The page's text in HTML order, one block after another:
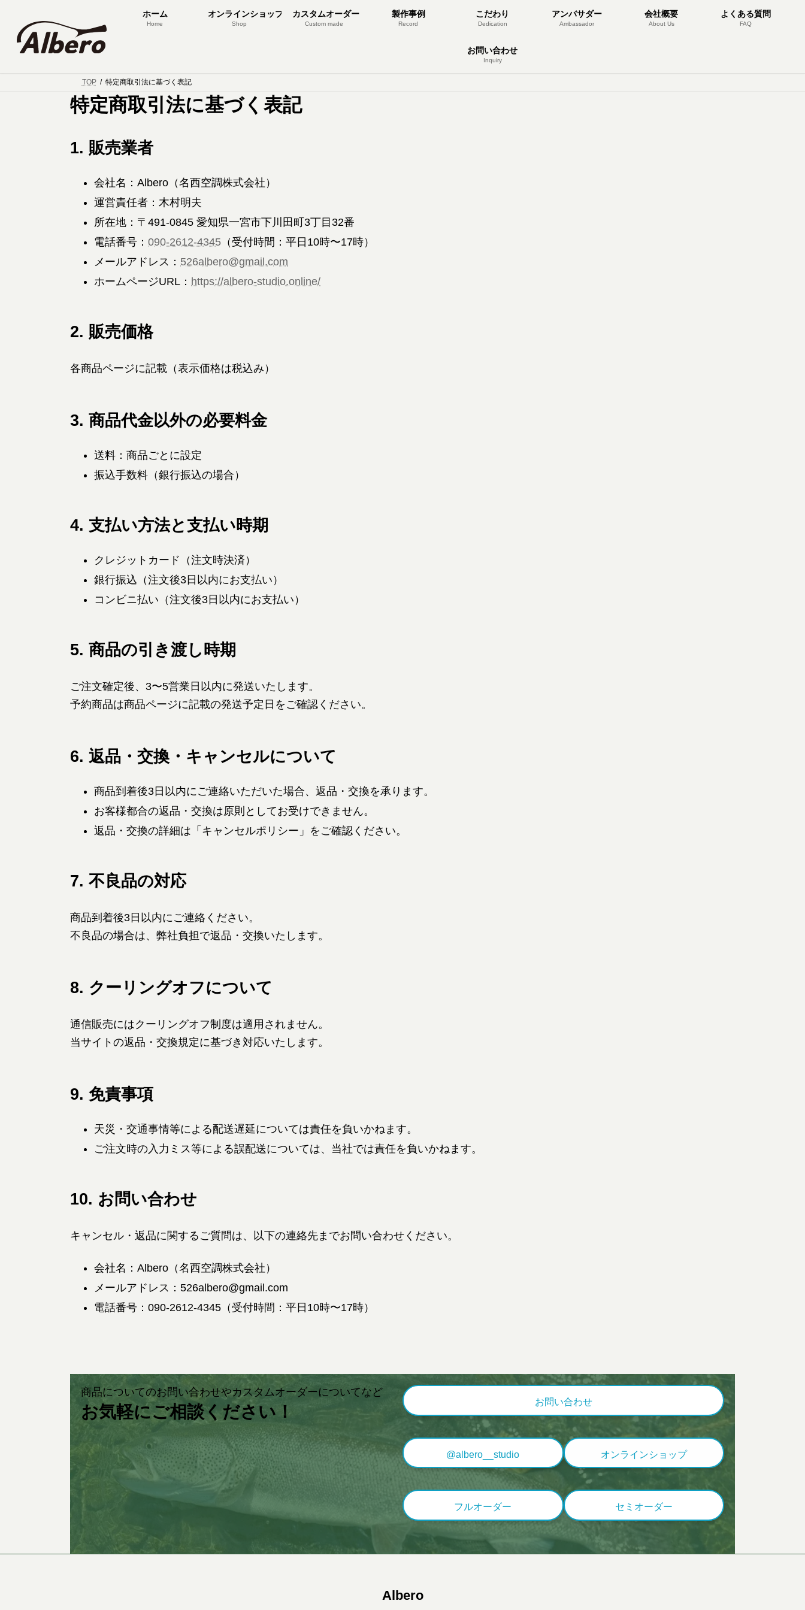
ホーム
Home
オンラインショップ
Shop
カスタムオーダー
Custom made
製作事例
Record
こだわり
Dedication
アンバサダー
Ambassador
会社概要
About Us
よくある質問
FAQ
お問い合わせ
Inquiry
TOP 特定商取引法に基づく表記
特定商取引法に基づく表記
1. 販売業者
会社名：Albero（名西空調株式会社）
運営責任者：木村明夫
所在地：〒491-0845 愛知県一宮市下川田町3丁目32番
電話番号： 090-2612-4345 （受付時間：平日10時〜17時）
メールアドレス： 526albero@gmail.com
ホームページURL： https://albero-studio.online/
2. 販売価格
各商品ページに記載（表示価格は税込み）
3. 商品代金以外の必要料金
送料：商品ごとに設定
振込手数料（銀行振込の場合）
4. 支払い方法と支払い時期
クレジットカード（注文時決済）
銀行振込（注文後3日以内にお支払い）
コンビニ払い（注文後3日以内にお支払い）
5. 商品の引き渡し時期
ご注文確定後、3〜5営業日以内に発送いたします。
予約商品は商品ページに記載の発送予定日をご確認ください。
6. 返品・交換・キャンセルについて
商品到着後3日以内にご連絡いただいた場合、返品・交換を承ります。
お客様都合の返品・交換は原則としてお受けできません。
返品・交換の詳細は「キャンセルポリシー」をご確認ください。
7. 不良品の対応
商品到着後3日以内にご連絡ください。
不良品の場合は、弊社負担で返品・交換いたします。
8. クーリングオフについて
通信販売にはクーリングオフ制度は適用されません。
当サイトの返品・交換規定に基づき対応いたします。
9. 免責事項
天災・交通事情等による配送遅延については責任を負いかねます。
ご注文時の入力ミス等による誤配送については、当社では責任を負いかねます。
10. お問い合わせ
キャンセル・返品に関するご質問は、以下の連絡先までお問い合わせください。
会社名：Albero（名西空調株式会社）
メールアドレス：526albero@gmail.com
電話番号：090-2612-4345（受付時間：平日10時〜17時）
商品についてのお問い合わせやカスタムオーダーについてなど
お気軽にご相談ください！
お問い合わせ
@albero__studio オンラインショップ
フルオーダー セミオーダー
Albero